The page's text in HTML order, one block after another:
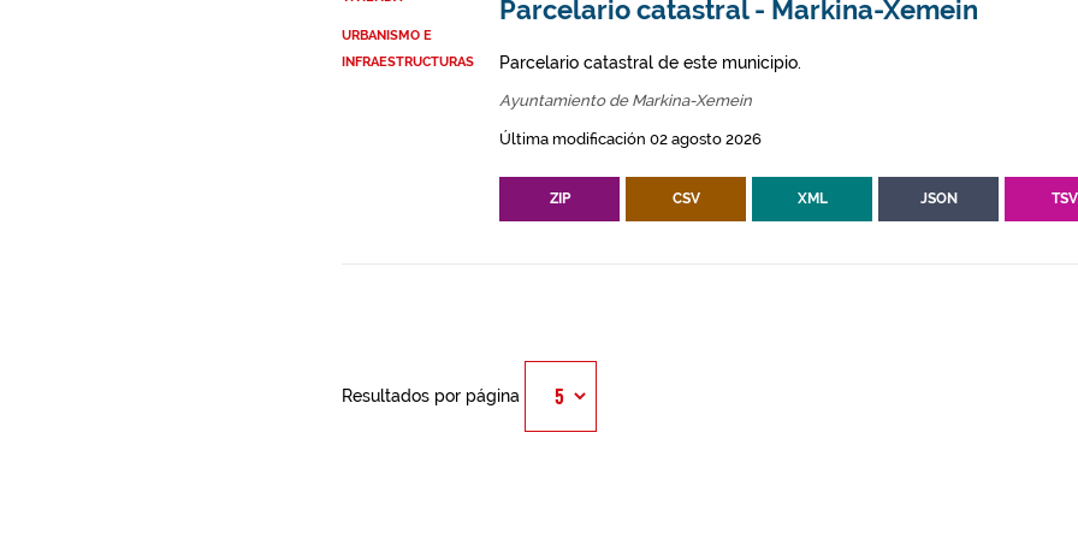
URBANISMO E
INFRAESTRUCTURAS
Parcelario catastral - Markina-Xemein
Parcelario catastral de este municipio.
Ayuntamiento de Markina-Xemein
Última modificación 02 agosto 2026
ZIP CSV XML JSON TSV
Resultados por página